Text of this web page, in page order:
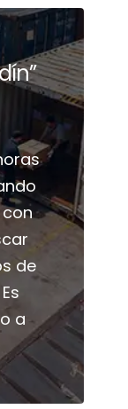
de
a